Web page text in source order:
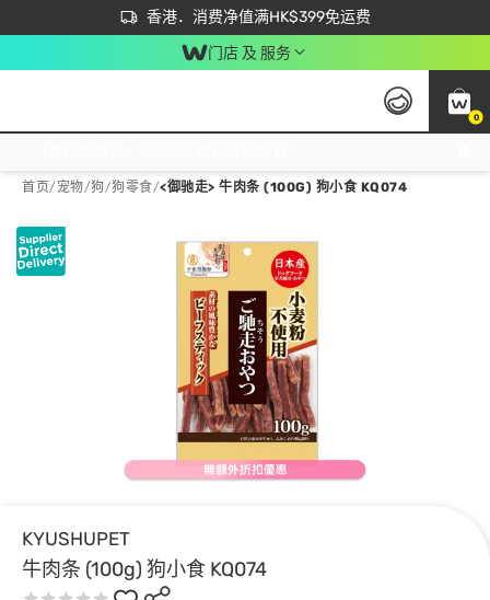
香港．消费净值满HK$399免运费
立即成为易赏钱会员尽享独家优惠
首次APP下单买满$450 输入 NEWAPP 即减$50
门店 及 服务
0
首页/ 宠物/狗/狗零食/<御驰走> 牛肉条 (100G) 狗小食 KQ074
KYUSHUPET
牛肉条 (100g) 狗小食 KQ074